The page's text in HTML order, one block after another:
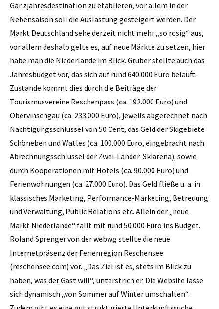
Ganzjahresdestination zu etablieren, vor allem in der
Nebensaison soll die Auslastung gesteigert werden. Der
Markt Deutschland sehe derzeit nicht mehr „so rosig“ aus,
vor allem deshalb gelte es, auf neue Märkte zu setzen, hier
habe man die Niederlande im Blick. Gruber stellte auch das
Jahresbudget vor, das sich auf rund 640.000 Euro beläuft.
Zustande kommt dies durch die Beiträge der
Tourismusvereine Reschenpass (ca. 192.000 Euro) und
Obervinschgau (ca. 233.000 Euro), jeweils abgerechnet nach
Nächtigungsschlüssel von 50 Cent, das Geld der Skigebiete
Schöneben und Watles (ca. 100.000 Euro, eingebracht nach
Abrechnungsschlüssel der Zwei-Länder-Skiarena), sowie
durch Kooperationen mit Hotels (ca. 90.000 Euro) und
Ferienwohnungen (ca. 27.000 Euro). Das Geld fließe u. a. in
klassisches Marketing, Performance-Marketing, Betreuung
und Verwaltung, Public Relations etc. Allein der „neue
Markt Niederlande“ fällt mit rund 50.000 Euro ins Budget.
Roland Sprenger von der webwg stellte die neue
Internetpräsenz der Ferienregion Reschensee
(reschensee.com) vor. „Das Ziel ist es, stets im Blick zu
haben, was der Gast will“, unterstrich er. Die Website lasse
sich dynamisch „von Sommer auf Winter umschalten“.